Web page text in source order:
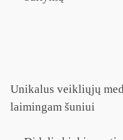
Unikalus veikliųjų
laimingam šuniui